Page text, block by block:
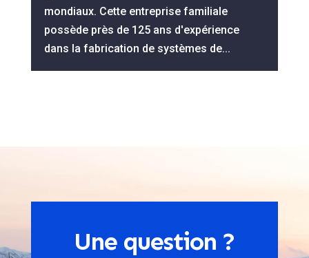
mondiaux. Cette entreprise familiale
possède près de 125 ans d'expérience
dans la fabrication de systèmes de...
Une question ?